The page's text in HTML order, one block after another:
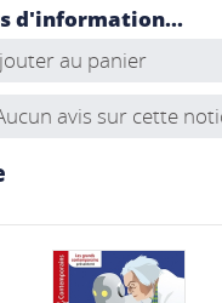
d'information...
au panier
avis sur cette